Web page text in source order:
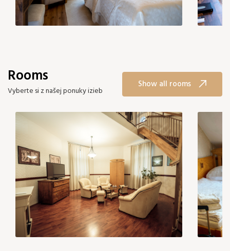
Add room
Confirm selection
Rooms
Vyberte si z našej ponuky izieb
Show all rooms